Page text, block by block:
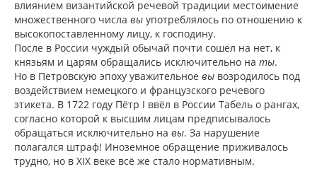
влиянием византийской речевой традиции местоимение
множественного числа вы употреблялось по отношению к
высокопоставленному лицу, к господину.
После в России чуждый обычай почти сошёл на нет, к
князьям и царям обращались исключительно на ты.
Но в Петровскую эпоху уважительное вы возродилось под
воздействием немецкого и французского речевого
этикета. В 1722 году Пётр I ввёл в России Табель о рангах,
согласно которой к высшим лицам предписывалось
обращаться исключительно на вы. За нарушение
полагался штраф! Иноземное обращение приживалось
трудно, но в XIX веке всё же стало нормативным.